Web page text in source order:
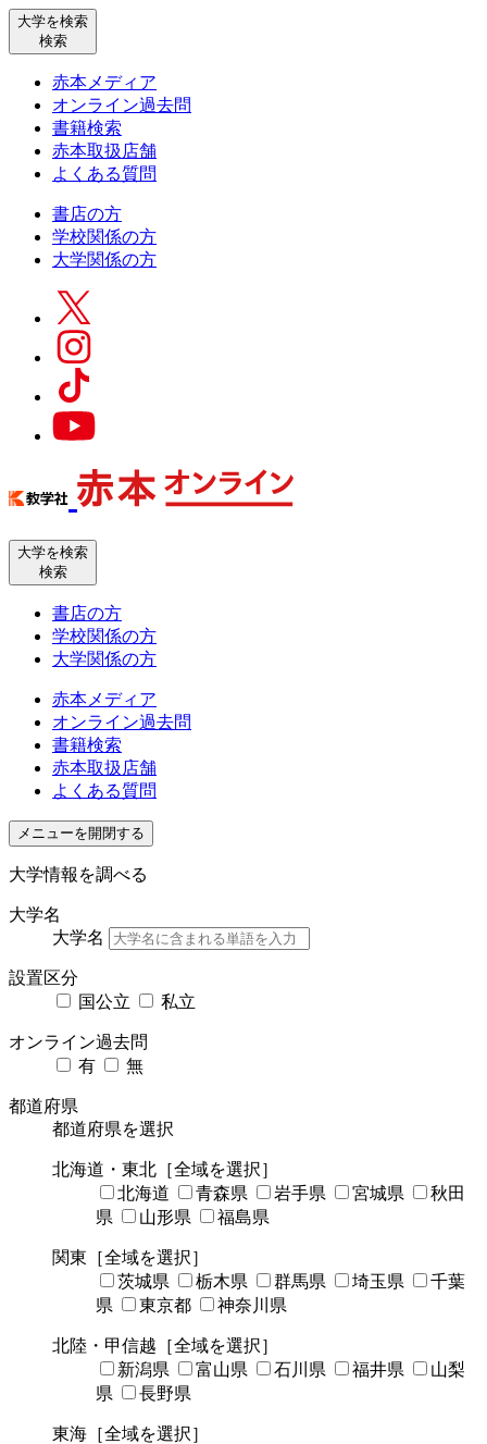
大学を検索
検索
赤本メディア
オンライン過去問
書籍検索
赤本取扱店舗
よくある質問
書店の方
学校関係の方
大学関係の方
大学を検索
検索
書店の方
学校関係の方
大学関係の方
赤本メディア
オンライン過去問
書籍検索
赤本取扱店舗
よくある質問
メニューを開閉する
大学情報を調べる
大学名
大学名
設置区分
国公立
私立
オンライン過去問
有
無
都道府県
都道府県を選択
北海道・東北 ［全域を選択］
北海道
青森県 岩手県 宮城県
秋田
県
山形県 福島県
関東 ［全域を選択］
茨城県
栃木県 群馬県 埼玉県
千葉
県
東京都 神奈川県
北陸・甲信越 ［全域を選択］
新潟県
富山県 石川県 福井県
山梨
県
長野県
東海 ［全域を選択］